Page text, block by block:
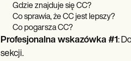
Gdzie znajduje się CC?
Co sprawia, że CC jest lepszy?
Co pogarsza CC?
Profesjonalna wskazówka #1:
sekcji.